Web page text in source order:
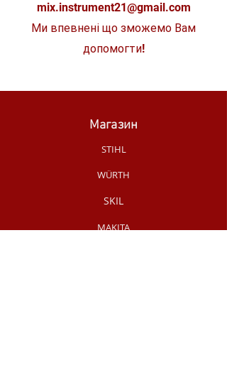
mix.instrument21@gmail.com
Ми впевнені що зможемо Вам
допомогти!
Магазин
STIHL
WÜRTH
SKIL
MAKITA